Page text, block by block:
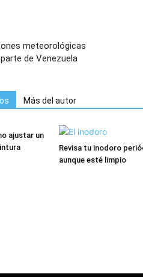
meteorológicas
de Venezuela
Más del autor
ajustar un
Revisa tu inodoro
aunque esté limpio